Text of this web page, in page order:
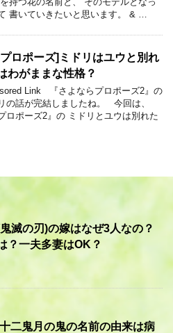
書いていきたいと思います。 & …
ロポーズ]ミドリはユウと別れ
わがままな性格？
Link 『さよならプロポーズ2』の
の話が完結しましたね。 今回は、
ロポーズ2』の ミドリとユウは別れた
滅の刃)の嫁はなぜ3人なの？
？一夫多妻はOK？
二鬼月の鬼の名前の由来は病